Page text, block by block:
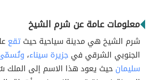
معلومات عامة عن شرم الشيخ
شرم الشيخ هي مدينة سياحية حيثتقع
الجنوبي الشرقي فيجزيرة سيناء،
سليمانحيث يعود هذا الاسم إلى الملك